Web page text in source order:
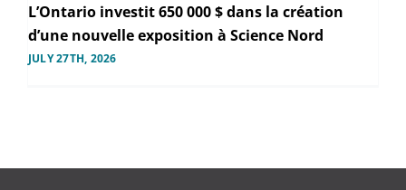
L’Ontario investit 650 000 $ dans la création
d’une nouvelle exposition à Science Nord
JULY 27TH, 2026